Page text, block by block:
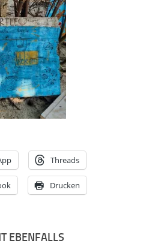
Threads
Drucken
EBENFALLS